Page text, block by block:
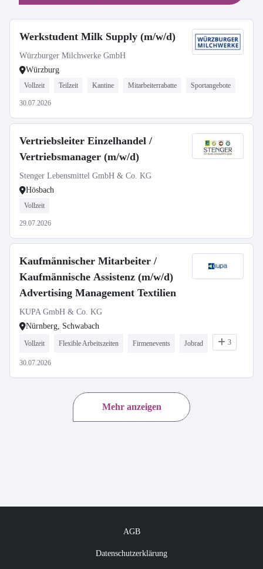
Werkstudent Milk Supply (m/w/d)
Würzburger Milchwerke GmbH
Würzburg
Vollzeit Teilzeit Kantine Mitarbeiterrabatte Sportangebote
30.07.2026
Vertriebsleiter Einzelhandel /
Vertriebsmanager (m/w/d)
Stenger Lebensmittel GmbH & Co. KG
Hösbach
Vollzeit
29.07.2026
Kaufmännischer Mitarbeiter /
Kaufmännische Assistenz (m/w/d)
Advertising Management Textilien
KUPA GmbH & Co. KG
Nürnberg, Schwabach
Vollzeit Flexible Arbeitszeiten Firmenevents Jobrad 3
30.07.2026
Mehr anzeigen
AGB
Datenschutzerklärung